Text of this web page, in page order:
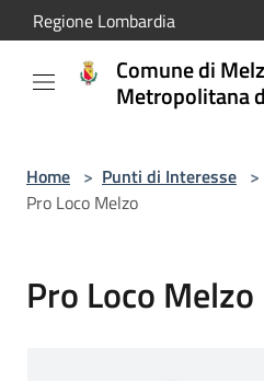
Salta al contenuto principale
Regione Lombardia
Comune di
Metropolitana
Home > Punti di Interesse >
Pro Loco Melzo
Pro Loco Melzo